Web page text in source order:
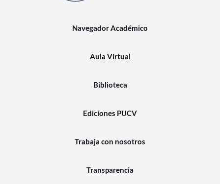
Navegador Académico
Aula Virtual
Biblioteca
Ediciones PUCV
Trabaja con nosotros
Transparencia